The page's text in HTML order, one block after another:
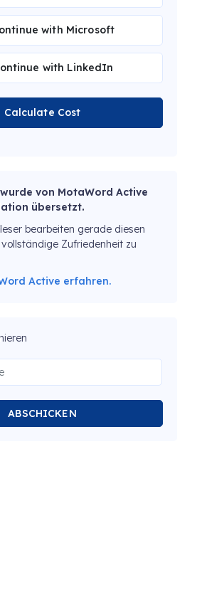
with Microsoft
with LinkedIn
Calculate Cost
von MotaWord Active
übersetzt.
bearbeiten gerade diesen
Zufriedenheit zu
Active erfahren.
ABSCHICKEN